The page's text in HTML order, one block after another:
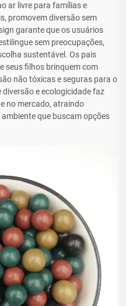
ar livre para famílias e
promovem diversão sem
garante que os usuários
sem preocupações,
sustentável. Os pais
seus filhos brinquem com
não tóxicas e seguras para o
e ecologicidade faz
no mercado, atraindo
que buscam opções